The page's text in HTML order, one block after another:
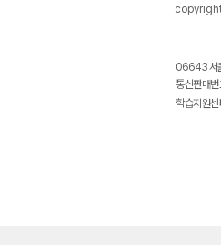
06643 서
통신판매
학습지원